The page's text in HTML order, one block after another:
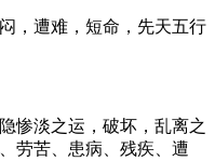
遭难，短命，先天五行
淡之运，破坏，乱离之
劳苦、患病、残疾、遭